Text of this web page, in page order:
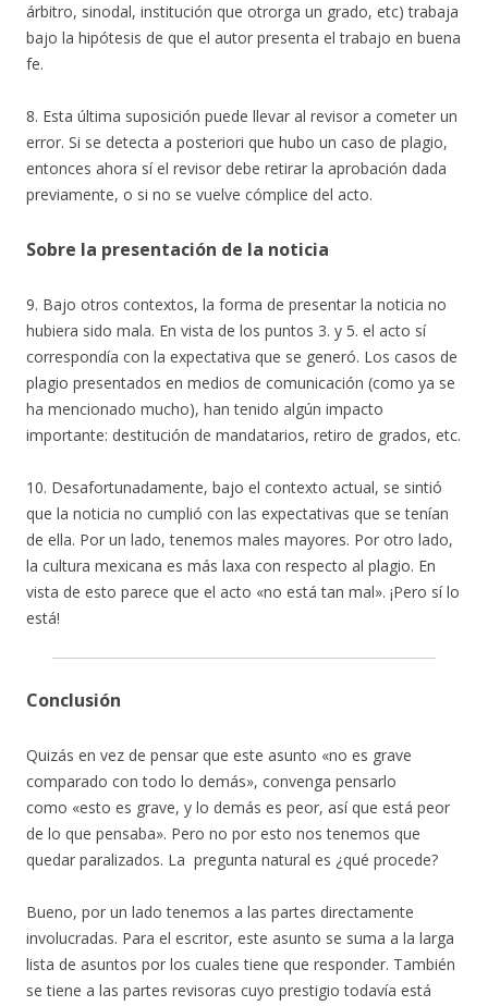
árbitro, sinodal, institución que otrorga un grado, etc) trabaja
bajo la hipótesis de que el autor presenta el trabajo en buena
fe.
8. Esta última suposición puede llevar al revisor a cometer un
error. Si se detecta a posteriori que hubo un caso de plagio,
entonces ahora sí el revisor debe retirar la aprobación dada
previamente, o si no se vuelve cómplice del acto.
Sobre la presentación de la noticia
9. Bajo otros contextos, la forma de presentar la noticia no
hubiera sido mala. En vista de los puntos 3. y 5. el acto sí
correspondía con la expectativa que se generó. Los casos de
plagio presentados en medios de comunicación (como ya se
ha mencionado mucho), han tenido algún impacto
importante: destitución de mandatarios, retiro de grados, etc.
10. Desafortunadamente, bajo el contexto actual, se sintió
que la noticia no cumplió con las expectativas que se tenían
de ella. Por un lado, tenemos males mayores. Por otro lado,
la cultura mexicana es más laxa con respecto al plagio. En
vista de esto parece que el acto «no está tan mal». ¡Pero sí lo
está!
Conclusión
Quizás en vez de pensar que este asunto «no es grave
comparado con todo lo demás», convenga pensarlo
como «esto es grave, y lo demás es peor, así que está peor
de lo que pensaba». Pero no por esto nos tenemos que
quedar paralizados. La pregunta natural es ¿qué procede?
Bueno, por un lado tenemos a las partes directamente
involucradas. Para el escritor, este asunto se suma a la larga
lista de asuntos por los cuales tiene que responder. También
se tiene a las partes revisoras cuyo prestigio todavía está